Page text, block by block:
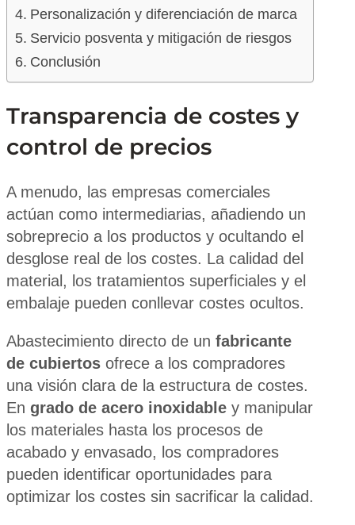
Personalización y diferenciación de marca
Servicio posventa y mitigación de riesgos
Conclusión
Transparencia de costes y
control de precios
A menudo, las empresas comerciales
actúan como intermediarias, añadiendo un
sobreprecio a los productos y ocultando el
desglose real de los costes. La calidad del
material, los tratamientos superficiales y el
embalaje pueden conllevar costes ocultos.
Abastecimiento directo de un fabricante
de cubiertos ofrece a los compradores
una visión clara de la estructura de costes.
En grado de acero inoxidable y manipular
los materiales hasta los procesos de
acabado y envasado, los compradores
pueden identificar oportunidades para
optimizar los costes sin sacrificar la calidad.